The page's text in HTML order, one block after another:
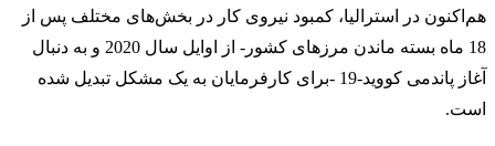
هم‌اکنون در استرالیا، کمبود نیروی کار در بخش‌های مختلف پس از
18 ماه بسته ماندن مرزهای کشور- از اوایل سال 2020 و به دنبال
آغاز پاندمی کووید-19 -برای کارفرمایان به یک مشکل تبدیل شده
است.